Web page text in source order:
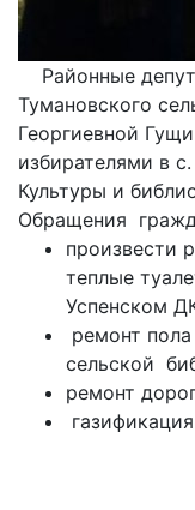
Районные
Тумановского
Георгиевной
избирателями в
Культуры и
Обращения
произвести
теплые
Успенском
ремонт
сельской
ремонт